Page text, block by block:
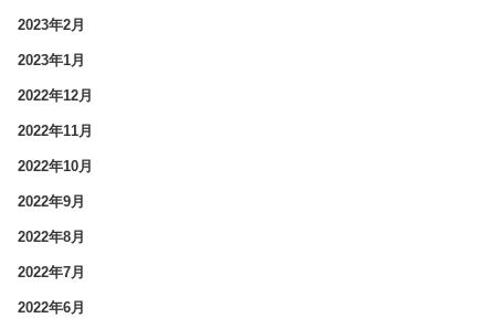
2023年2月
2023年1月
2022年12月
2022年11月
2022年10月
2022年9月
2022年8月
2022年7月
2022年6月